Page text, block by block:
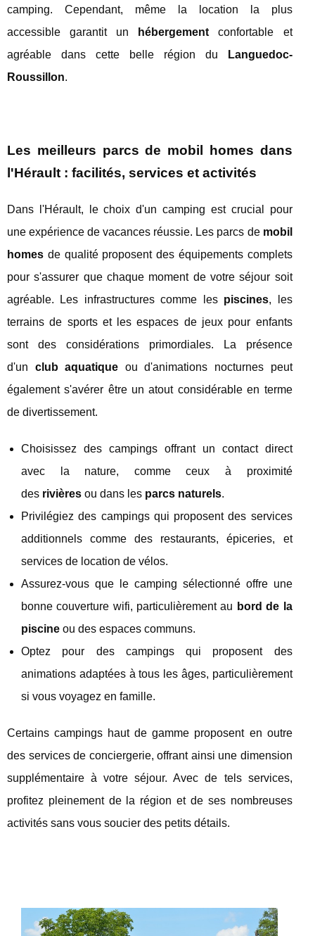
camping. Cependant, même la location la plus
accessible garantit un
hébergement confortable et
agréable dans cette belle région du
Languedoc-
Roussillon.
Les meilleurs parcs de mobil homes dans
l'Hérault : facilités, services et activités
Dans l'Hérault, le choix d'un camping est crucial pour
une expérience de vacances réussie. Les parcs de mobil
homes de qualité proposent des équipements complets
pour s'assurer que chaque moment de votre séjour soit
agréable. Les infrastructures comme les piscines, les
terrains de sports et les espaces de jeux pour enfants
sont des considérations primordiales. La présence
d'un club aquatique ou d'animations nocturnes peut
également s'avérer être un atout considérable en terme
de divertissement.
Choisissez des campings offrant un contact direct
avec la nature, comme ceux à proximité
des rivières ou dans les parcs naturels.
Privilégiez des campings qui proposent des services
additionnels comme des restaurants, épiceries, et
services de location de vélos.
Assurez-vous que le camping sélectionné offre une
bonne couverture wifi, particulièrement au bord de la
piscine ou des espaces communs.
Optez pour des campings qui proposent des
animations adaptées à tous les âges, particulièrement
si vous voyagez en famille.
Certains campings haut de gamme proposent en outre
des services de conciergerie, offrant ainsi une dimension
supplémentaire à votre séjour. Avec de tels services,
profitez pleinement de la région et de ses nombreuses
activités sans vous soucier des petits détails.